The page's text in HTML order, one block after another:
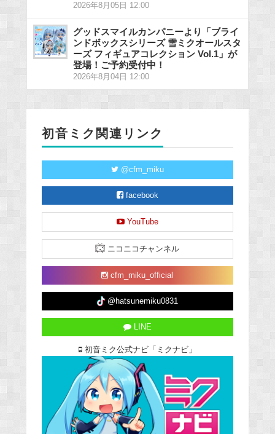
2026年8月05日 12:00
グッドスマイルカンパニーより「ブライ
ンドボックスシリーズ 雪ミクオールスタ
ーズ フィギュアコレクション Vol.1」が
登場！ご予約受付中！
2026年8月04日 12:00
初音ミク関連リンク
@cfm_miku
facebook
YouTube
ニコニコチャンネル
cfm_miku_official
@hatsunemiku0831
LINE
初音ミク公式ナビ「ミクナビ」